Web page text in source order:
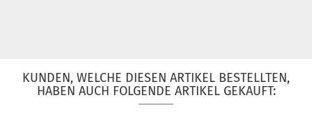
KUNDEN, WELCHE DIESEN ARTIKEL BESTELLTEN,
HABEN AUCH FOLGENDE ARTIKEL GEKAUFT: